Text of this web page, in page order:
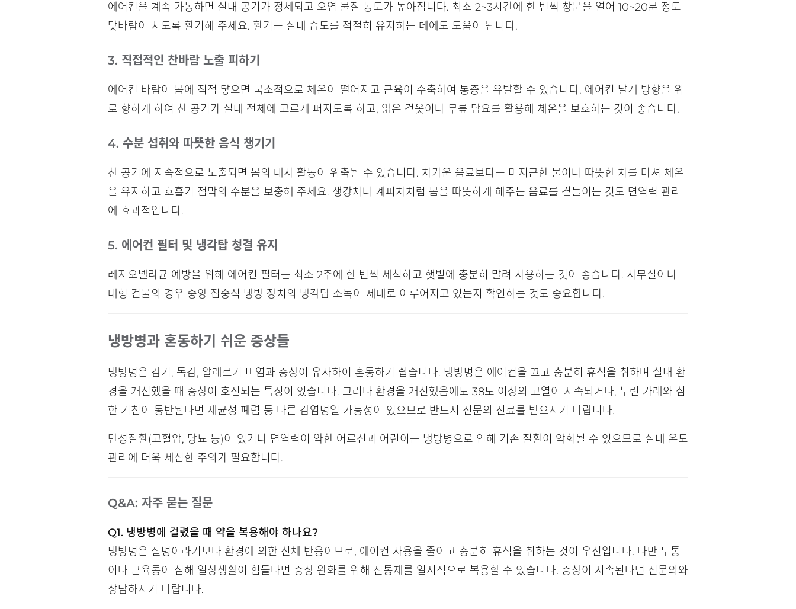
에어컨을 계속 가동하면 실내 공기가 정체되고 오염 물질 농도가 높아집니다. 최소 2~3시간에 한 번씩 창문을 열어 10~20분 정도
맞바람이 치도록 환기해 주세요. 환기는 실내 습도를 적절히 유지하는 데에도 도움이 됩니다.
3. 직접적인 찬바람 노출 피하기
에어컨 바람이 몸에 직접 닿으면 국소적으로 체온이 떨어지고 근육이 수축하여 통증을 유발할 수 있습니다. 에어컨 날개 방향을 위
로 향하게 하여 찬 공기가 실내 전체에 고르게 퍼지도록 하고, 얇은 겉옷이나 무릎 담요를 활용해 체온을 보호하는 것이 좋습니다.
4. 수분 섭취와 따뜻한 음식 챙기기
찬 공기에 지속적으로 노출되면 몸의 대사 활동이 위축될 수 있습니다. 차가운 음료보다는 미지근한 물이나 따뜻한 차를 마셔 체온
을 유지하고 호흡기 점막의 수분을 보충해 주세요. 생강차나 계피차처럼 몸을 따뜻하게 해주는 음료를 곁들이는 것도 면역력 관리
에 효과적입니다.
5. 에어컨 필터 및 냉각탑 청결 유지
레지오넬라균 예방을 위해 에어컨 필터는 최소 2주에 한 번씩 세척하고 햇볕에 충분히 말려 사용하는 것이 좋습니다. 사무실이나
대형 건물의 경우 중앙 집중식 냉방 장치의 냉각탑 소독이 제대로 이루어지고 있는지 확인하는 것도 중요합니다.
냉방병과 혼동하기 쉬운 증상들
냉방병은 감기, 독감, 알레르기 비염과 증상이 유사하여 혼동하기 쉽습니다. 냉방병은 에어컨을 끄고 충분히 휴식을 취하며 실내 환
경을 개선했을 때 증상이 호전되는 특징이 있습니다. 그러나 환경을 개선했음에도 38도 이상의 고열이 지속되거나, 누런 가래와 심
한 기침이 동반된다면 세균성 폐렴 등 다른 감염병일 가능성이 있으므로 반드시 전문의 진료를 받으시기 바랍니다.
만성질환(고혈압, 당뇨 등)이 있거나 면역력이 약한 어르신과 어린이는 냉방병으로 인해 기존 질환이 악화될 수 있으므로 실내 온도
관리에 더욱 세심한 주의가 필요합니다.
Q&A: 자주 묻는 질문
Q1. 냉방병에 걸렸을 때 약을 복용해야 하나요?
냉방병은 질병이라기보다 환경에 의한 신체 반응이므로, 에어컨 사용을 줄이고 충분히 휴식을 취하는 것이 우선입니다. 다만 두통
이나 근육통이 심해 일상생활이 힘들다면 증상 완화를 위해 진통제를 일시적으로 복용할 수 있습니다. 증상이 지속된다면 전문의와
상담하시기 바랍니다.